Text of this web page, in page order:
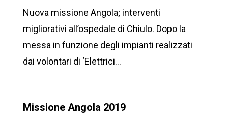
Nuova missione Angola; interventi
migliorativi all’ospedale di Chiulo. Dopo la
messa in funzione degli impianti realizzati
dai volontari di ‘Elettrici…
Missione Angola 2019